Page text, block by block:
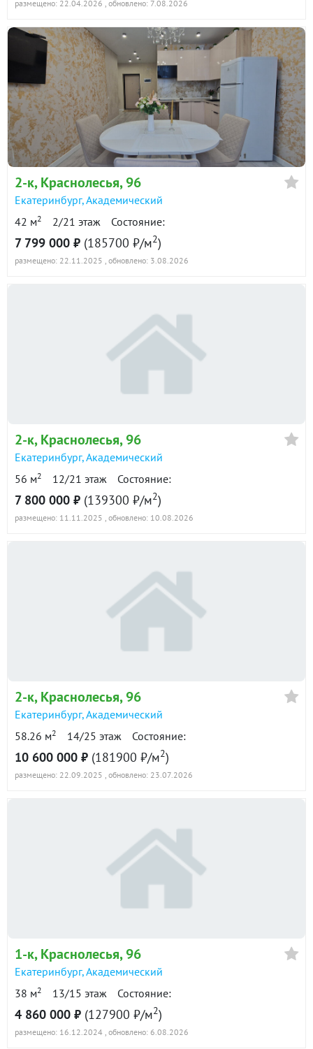
размещено: 22.04.2026 , обновлено: 7.08.2026
2-к, Краснолесья, 96
Екатеринбург,Академический
42 м2 2/21 этаж Состояние:
7 799 000 ₽ (185700 ₽/м2)
размещено: 22.11.2025 , обновлено: 3.08.2026
2-к, Краснолесья, 96
Екатеринбург,Академический
56 м2 12/21 этаж Состояние:
7 800 000 ₽ (139300 ₽/м2)
размещено: 11.11.2025 , обновлено: 10.08.2026
2-к, Краснолесья, 96
Екатеринбург,Академический
58.26 м2 14/25 этаж Состояние:
10 600 000 ₽ (181900 ₽/м2)
размещено: 22.09.2025 , обновлено: 23.07.2026
1-к, Краснолесья, 96
Екатеринбург,Академический
38 м2 13/15 этаж Состояние:
4 860 000 ₽ (127900 ₽/м2)
размещено: 16.12.2024 , обновлено: 6.08.2026